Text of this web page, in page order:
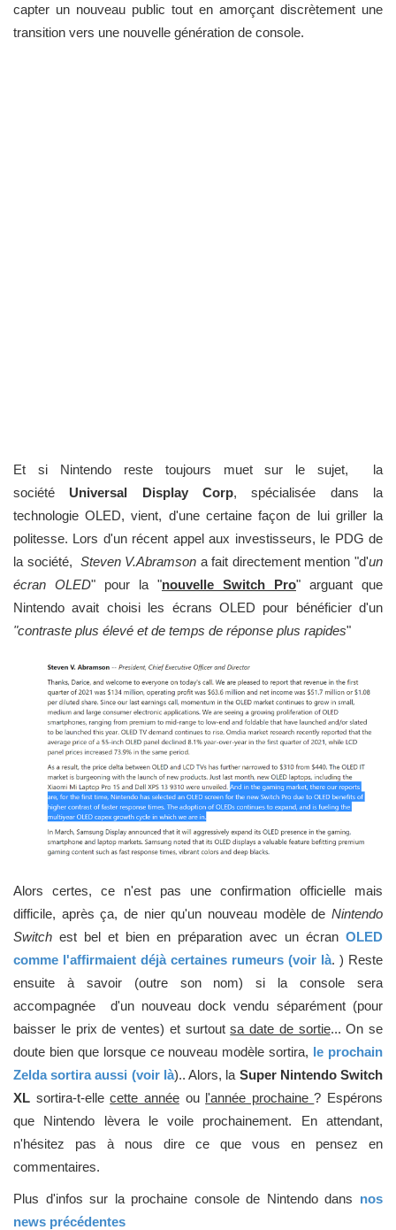
capter un nouveau public tout en amorçant discrètement une
transition vers une nouvelle génération de console.
Et si Nintendo reste toujours muet sur le sujet, la
société Universal Display Corp, spécialisée dans la
technologie OLED, vient, d'une certaine façon de lui griller la
politesse. Lors d'un récent appel aux investisseurs, le PDG de
la société, Steven V.Abramson a fait directement mention "d'un
écran OLED" pour la "nouvelle Switch Pro" arguant que
Nintendo avait choisi les écrans OLED pour bénéficier d'un
"contraste plus élevé et de temps de réponse plus rapides"
Alors certes, ce n'est pas une confirmation officielle mais
difficile, après ça, de nier qu'un nouveau modèle de Nintendo
Switch est bel et bien en préparation avec un écran OLED
comme l'affirmaient déjà certaines rumeurs (voir là. ) Reste
ensuite à savoir (outre son nom) si la console sera
accompagnée d'un nouveau dock vendu séparément (pour
baisser le prix de ventes) et surtoutsa date de sortie... On se
doute bien que lorsque ce nouveau modèle sortira, le prochain
Zelda sortira aussi (voir là).. Alors, la Super Nintendo Switch
XL sortira-t-ellecette annéeou l'année prochaine? Espérons
que Nintendo lèvera le voile prochainement. En attendant,
n'hésitez pas à nous dire ce que vous en pensez en
commentaires.
Plus d'infos sur la prochaine console de Nintendo dans nos
news précédentes